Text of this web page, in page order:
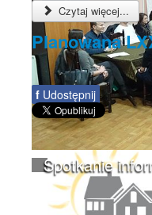
Spotkanie
Czytaj więcej...
Planowana
f Udostępnij